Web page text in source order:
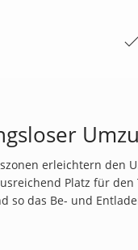
erleichtern den
Platz für
so das Be- und